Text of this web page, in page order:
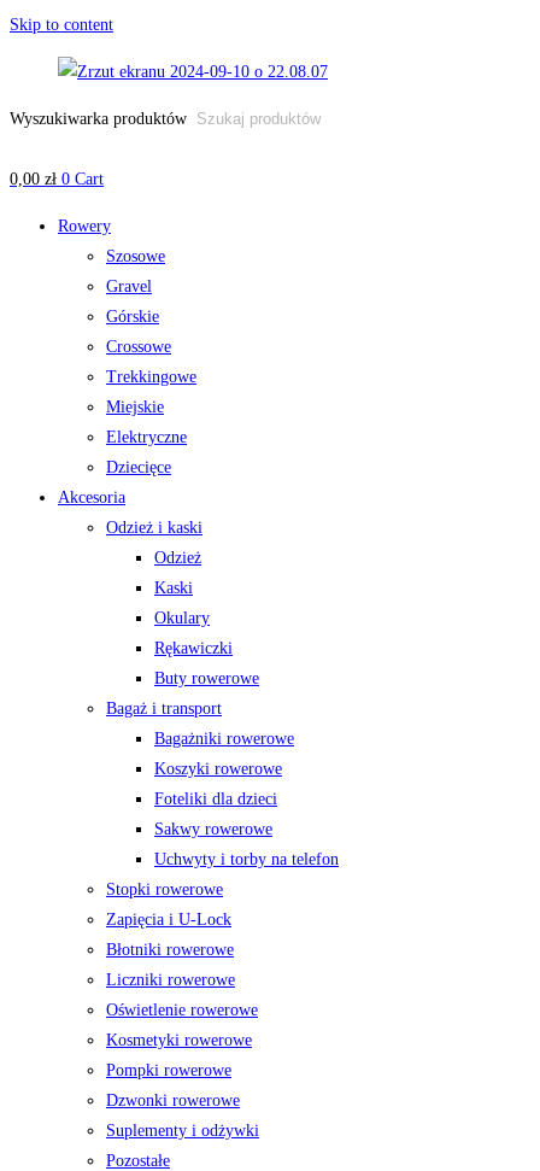
Skip to content
Wyszukiwarka produktów
0,00 zł 0 Cart
Rowery
Szosowe
Gravel
Górskie
Crossowe
Trekkingowe
Miejskie
Elektryczne
Dziecięce
Akcesoria
Odzież i kaski
Odzież
Kaski
Okulary
Rękawiczki
Buty rowerowe
Bagaż i transport
Bagażniki rowerowe
Koszyki rowerowe
Foteliki dla dzieci
Sakwy rowerowe
Uchwyty i torby na telefon
Stopki rowerowe
Zapięcia i U-Lock
Błotniki rowerowe
Liczniki rowerowe
Oświetlenie rowerowe
Kosmetyki rowerowe
Pompki rowerowe
Dzwonki rowerowe
Suplementy i odżywki
Pozostałe